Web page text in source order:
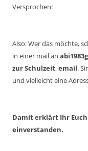
Versprochen!
Also: Wer das möchte,
in einer mail an
zur Schulzeit,email.
und vielleicht eine
Damit erklärt Ihr
einverstanden.